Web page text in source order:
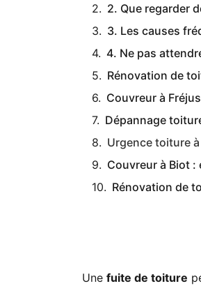
2. Que regarder
3. Les causes
4. Ne pas
Rénovation de
Couvreur à
Dépannage
Urgence toiture
Couvreur à Biot
Rénovation de
Une fuite de toiture